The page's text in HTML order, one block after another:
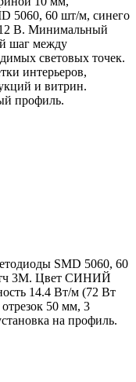
5060, 60 шт/м, синего
12 В. Минимальный
шаг между
световых точек.
интерьеров,
и витрин.
профиль.
SMD 5060, 60
3M. Цвет СИНИЙ
14.4 Вт/м (72 Вт
50 мм, 3
на профиль.